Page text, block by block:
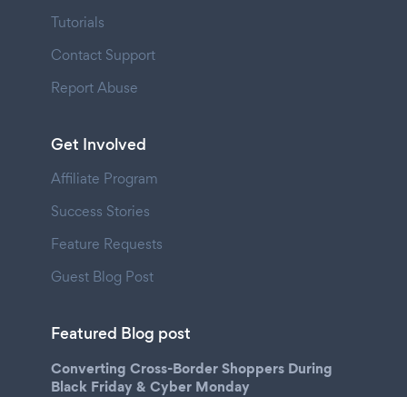
Tutorials
Contact Support
Report Abuse
Get Involved
Affiliate Program
Success Stories
Feature Requests
Guest Blog Post
Featured Blog post
Converting Cross-Border Shoppers During
Black Friday & Cyber Monday